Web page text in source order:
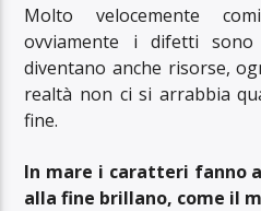
Molto velocemente
ovviamente i difetti
diventano anche risorse,
realtà non ci si arrabbia
fine.
In mare i caratteri fanno
alla fine brillano, come il